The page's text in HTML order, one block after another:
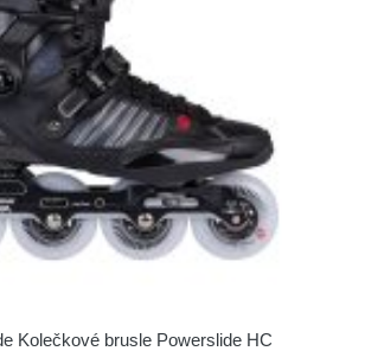
Kolečkové brusle Powerslide HC